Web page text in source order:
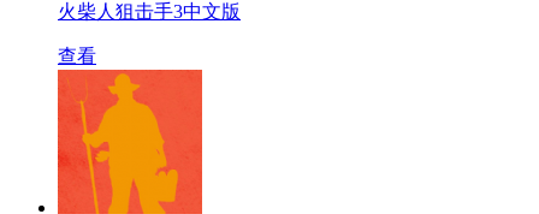
火柴人狙击手3中文版
查看